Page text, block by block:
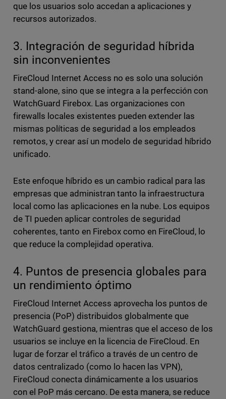
que los usuarios solo accedan a aplicaciones y
recursos autorizados.
3. Integración de seguridad híbrida
sin inconvenientes
FireCloud Internet Access no es solo una solución
stand-alone, sino que se integra a la perfección con
WatchGuard Firebox. Las organizaciones con
firewalls locales existentes pueden extender las
mismas políticas de seguridad a los empleados
remotos, y crear así un modelo de seguridad híbrido
unificado.
Este enfoque híbrido es un cambio radical para las
empresas que administran tanto la infraestructura
local como las aplicaciones en la nube. Los equipos
de TI pueden aplicar controles de seguridad
coherentes, tanto en Firebox como en FireCloud, lo
que reduce la complejidad operativa.
4. Puntos de presencia globales para
un rendimiento óptimo
FireCloud Internet Access aprovecha los puntos de
presencia (PoP) distribuidos globalmente que
WatchGuard gestiona, mientras que el acceso de los
usuarios se incluye en la licencia de FireCloud. En
lugar de forzar el tráfico a través de un centro de
datos centralizado (como lo hacen las VPN),
FireCloud conecta dinámicamente a los usuarios
con el PoP más cercano. De esta manera, se reduce